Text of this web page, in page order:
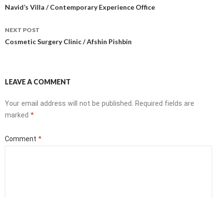
navigation
Navid’s Villa / Contemporary Experience Office
NEXT POST
Cosmetic Surgery Clinic / Afshin Pishbin
LEAVE A COMMENT
Your email address will not be published. Required fields are
marked *
Comment *